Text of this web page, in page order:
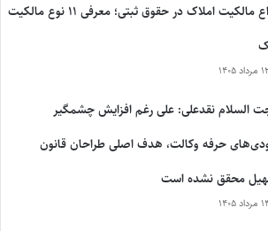
انواع مالکیت املاک در حقوق ثبتی؛ معرفی ۱۱ نوع مالکیت
۱۴۰۵
السلام نقدعلی: علی رغم افزایش چشمگیر
حرفه وکالت، هدف اصلی طراحان قانون
محقق نشده است
۱۴۰۵